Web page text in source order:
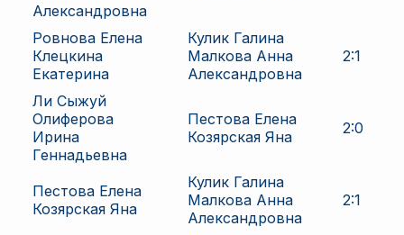
Александровна
Ровнова Елена
Клецкина
Екатерина
Кулик Галина
Малкова Анна
Александровна
2:1
Ли Сыжуй
Олиферова
Ирина
Геннадьевна
Пестова Елена
Козярская Яна
2:0
Пестова Елена
Козярская Яна
Кулик Галина
Малкова Анна
Александровна
2:1